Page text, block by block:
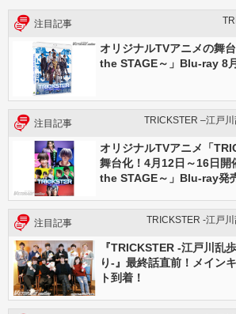
注目記事
オリジナルTVアニメの舞
the STAGE～」Blu-ray 8
注目記事 TRICKSTER –江戸
オリジナルTVアニメ「
舞台化！4月12日～16日開
the STAGE～」Blu-ray発
注目記事 TRICKSTER -江戸
『TRICKSTER -江戸川乱
り-』最終話直前！メイン
ト到着！